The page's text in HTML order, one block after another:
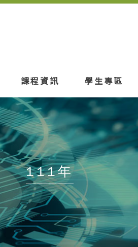
課程資訊 學生專區
111年